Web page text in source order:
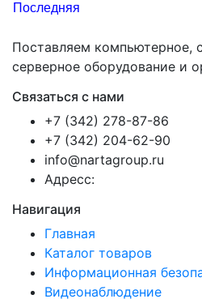
Последняя
Поставляем компьютерное,
серверное оборудование и
Связаться с нами
+7 (342) 278-87-86
+7 (342) 204-62-90
info@nartagroup.ru
Адресс:
Навигация
Главная
Каталог товаров
Информационная
Видеонаблюдение